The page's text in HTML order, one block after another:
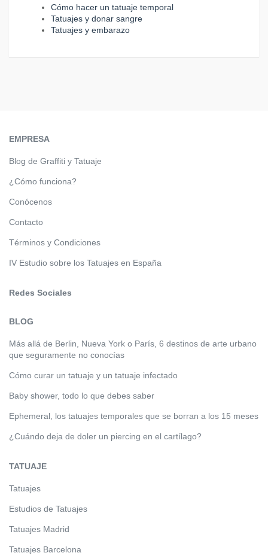
Cómo hacer un tatuaje temporal
Tatuajes y donar sangre
Tatuajes y embarazo
EMPRESA
Blog de Graffiti y Tatuaje
¿Cómo funciona?
Conócenos
Contacto
Términos y Condiciones
IV Estudio sobre los Tatuajes en España
Redes Sociales
BLOG
Más allá de Berlin, Nueva York o París, 6 destinos de arte urbano
que seguramente no conocías
Cómo curar un tatuaje y un tatuaje infectado
Baby shower, todo lo que debes saber
Ephemeral, los tatuajes temporales que se borran a los 15 meses
¿Cuándo deja de doler un piercing en el cartílago?
TATUAJE
Tatuajes
Estudios de Tatuajes
Tatuajes Madrid
Tatuajes Barcelona